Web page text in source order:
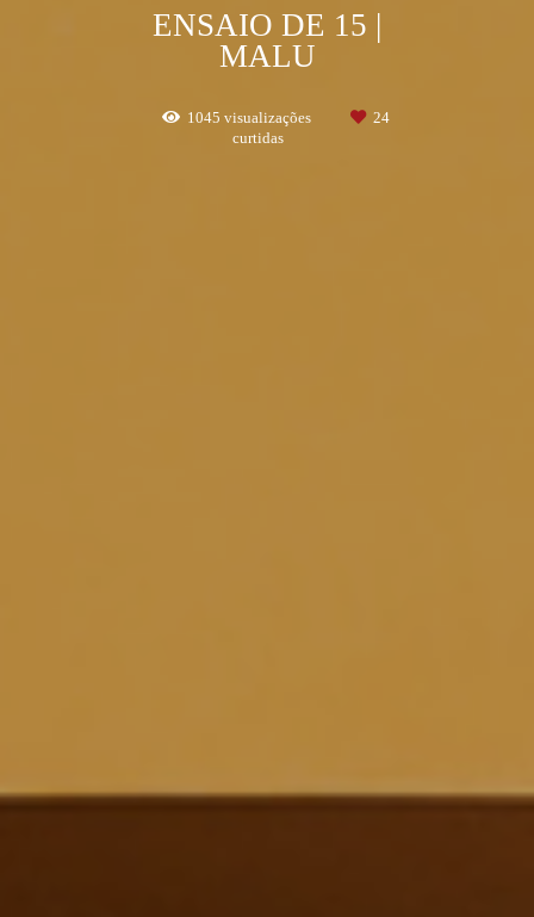
ENSAIO DE 15 |
MALU
1045 visualizações
24
curtidas